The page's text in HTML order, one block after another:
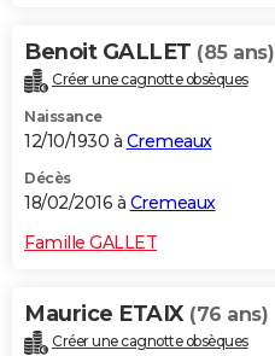
Benoit GALLET (85 ans)
Créer une cagnotte obsèques
Naissance
12/10/1930 à Cremeaux
Décès
18/02/2016 à Cremeaux
Famille GALLET
Maurice ETAIX (76 ans)
Créer une cagnotte obsèques